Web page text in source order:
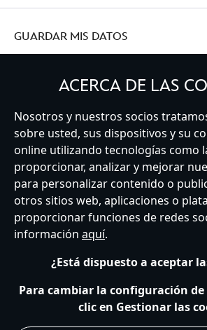
GUARDAR MIS DATOS
Spain
Atención al Cliente Términos de Uso
Mapa del Sitio
Política de Privacidad
Sobre Privacidad en la UE
Términos y
Gestionar su configuración de cookies
s172
Accessibility
© Disney © Disney•Pixar © & ™ Lucasfilm LTD © Marvel.
ACERCA DE LAS
Nosotros y nuestros socios
sobre usted, sus dispositivos y su
online utilizando tecnologías como
proporcionar, analizar y mejorar
para personalizar contenido o
otros sitios web, aplicaciones o
proporcionar funciones de redes
información aquí.
¿Está dispuesto a aceptar
Para cambiar la configuración de
clic en Gestionar las